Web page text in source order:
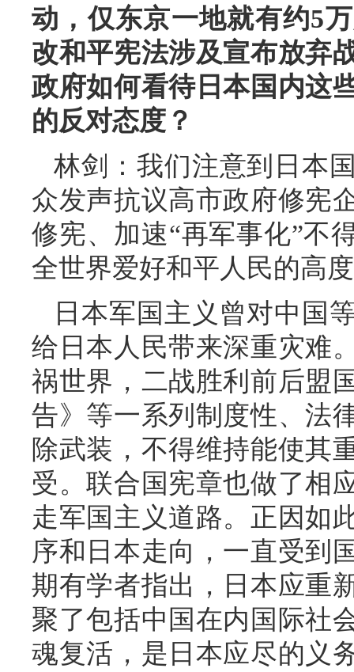
动，仅东京一地就有约5
改和平宪法涉及宣布放弃
政府如何看待日本国内这
的反对态度？
林剑：我们注意到日本
众发声抗议高市政府修宪
修宪、加速“再军事化”不
全世界爱好和平人民的高
日本军国主义曾对中国
给日本人民带来深重灾难
祸世界，二战胜利前后盟
告》等一系列制度性、法
除武装，不得维持能使其
受。联合国宪章也做了相
走军国主义道路。正因如
序和日本走向，一直受到
期有学者指出，日本应重
聚了包括中国在内国际社
魂复活，是日本应尽的义